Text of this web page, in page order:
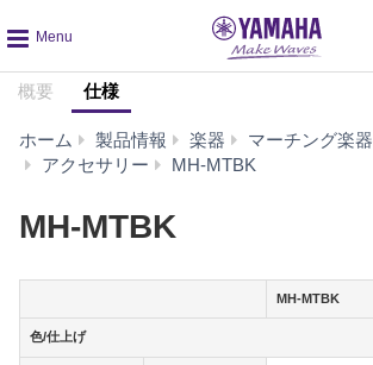
global
navigation
概要 仕様
ホーム 製品情報 楽器
マーチング楽器
アクセサリー
MH-MTBK
MH-MTBK
色/仕上げ
MH-MTBK
色/仕上げ